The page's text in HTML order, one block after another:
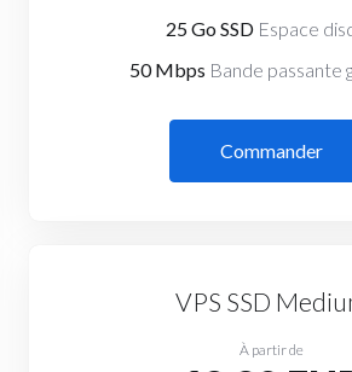
25 Go SSDEspace
50 Mbps Bande passante
Commander
VPS SSD
À partir de